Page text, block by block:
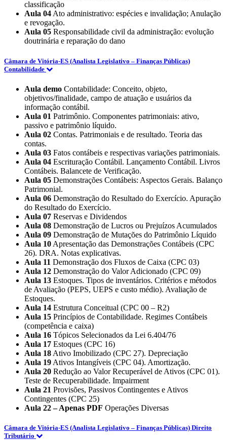
classificação
Aula 04 Ato administrativo: espécies e invalidação; Anulação
e revogação.
Aula 05 Responsabilidade civil da administração: evolução
doutrinária e reparação do dano
Câmara de Vitória-ES (Analista Legislativo – Finanças Públicas)
Contabilidade
Aula demo Contabilidade: Conceito, objeto,
objetivos/finalidade, campo de atuação e usuários da
informação contábil.
Aula 01 Patrimônio. Componentes patrimoniais: ativo,
passivo e patrimônio líquido.
Aula 02 Contas. Patrimoniais e de resultado. Teoria das
contas.
Aula 03 Fatos contábeis e respectivas variações patrimoniais.
Aula 04 Escrituração Contábil. Lançamento Contábil. Livros
Contábeis. Balancete de Verificação.
Aula 05 Demonstrações Contábeis: Aspectos Gerais. Balanço
Patrimonial.
Aula 06 Demonstração do Resultado do Exercício. Apuração
do Resultado do Exercício.
Aula 07 Reservas e Dividendos
Aula 08 Demonstração de Lucros ou Prejuízos Acumulados
Aula 09 Demonstração de Mutações do Patrimônio Líquido
Aula 10 Apresentação das Demonstrações Contábeis (CPC
26). DRA. Notas explicativas.
Aula 11 Demonstração dos Fluxos de Caixa (CPC 03)
Aula 12 Demonstração do Valor Adicionado (CPC 09)
Aula 13 Estoques. Tipos de inventários. Critérios e métodos
de Avaliação (PEPS, UEPS e custo médio). Avaliação de
Estoques.
Aula 14 Estrutura Conceitual (CPC 00 – R2)
Aula 15 Princípios de Contabilidade. Regimes Contábeis
(competência e caixa)
Aula 16 Tópicos Selecionados da Lei 6.404/76
Aula 17 Estoques (CPC 16)
Aula 18 Ativo Imobilizado (CPC 27). Depreciação
Aula 19 Ativos Intangíveis (CPC 04). Amortização.
Aula 20 Redução ao Valor Recuperável de Ativos (CPC 01).
Teste de Recuperabilidade. Impairment
Aula 21 Provisões, Passivos Contingentes e Ativos
Contingentes (CPC 25)
Aula 22 – Apenas PDF Operações Diversas
Câmara de Vitória-ES (Analista Legislativo – Finanças Públicas) Direito
Tributário